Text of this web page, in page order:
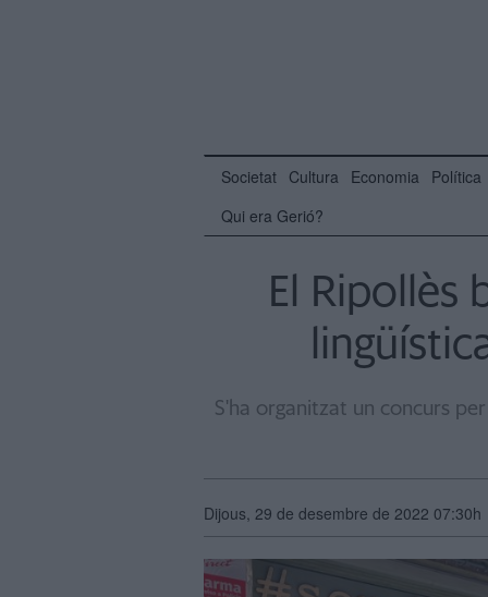
Societat Cultura Economia Política
Qui era Gerió?
El Ripollès
S'ha organitzat un concurs
Dijous, 29 de desembre de 2022 07:30h